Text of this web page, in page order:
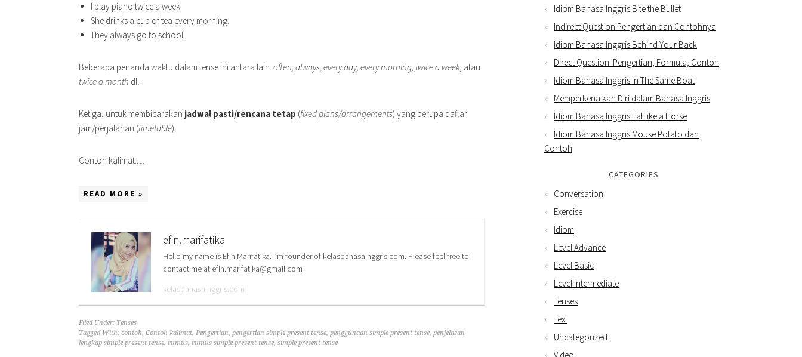
I play piano twice a week.
She drinks a cup of tea every morning.
They always go to school.
Beberapa penanda waktu dalam tense ini antara lain: often, always, every day, every morning, twice a week, atau
twice a month dll.
Ketiga, untuk membicarakan jadwal pasti/rencana tetap (fixed plans/arrangements) yang berupa daftar
jam/perjalanan (timetable).
Contoh kalimat:…
READ MORE »
efin.marifatika
Hello my name is Efin Marifatika. I’m founder of kelasbahasainggris.com. Please feel free to
contact me at efin.marifatika@gmail.com
kelasbahasainggris.com
Filed Under: Tenses
Tagged With: contoh, Contoh kalimat, Pengertian, pengertian simple present tense, penggunaan simple present tense, penjelasan
lengkap simple present tense, rumus, rumus simple present tense, simple present tense
Idiom Bahasa Inggris Bite the Bullet
Indirect Question Pengertian dan Contohnya
Idiom Bahasa Inggris Behind Your Back
Direct Question: Pengertian, Formula, Contoh
Idiom Bahasa Inggris In The Same Boat
Memperkenalkan Diri dalam Bahasa Inggris
Idiom Bahasa Inggris Eat like a Horse
Idiom Bahasa Inggris Mouse Potato dan
Contoh
CATEGORIES
Conversation
Exercise
Idiom
Level Advance
Level Basic
Level Intermediate
Tenses
Text
Uncategorized
Video